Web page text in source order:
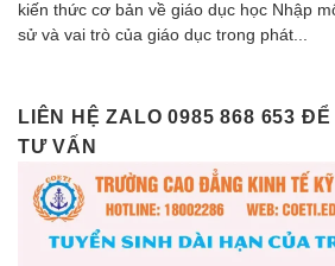
kiến thức cơ bản về giáo dục học Nhập
sử và vai trò của giáo dục trong phát...
LIÊN HỆ ZALO 0985 868 653
TƯ VẤN